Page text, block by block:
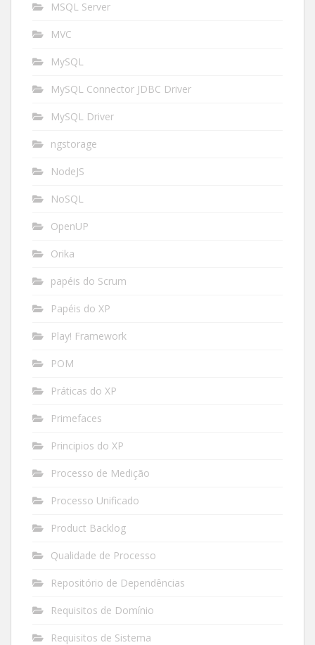
MSQL Server
MVC
MySQL
MySQL Connector JDBC Driver
MySQL Driver
ngstorage
NodeJS
NoSQL
OpenUP
Orika
papéis do Scrum
Papéis do XP
Play! Framework
POM
Práticas do XP
Primefaces
Principios do XP
Processo de Medição
Processo Unificado
Product Backlog
Qualidade de Processo
Repositório de Dependências
Requisitos de Domínio
Requisitos de Sistema